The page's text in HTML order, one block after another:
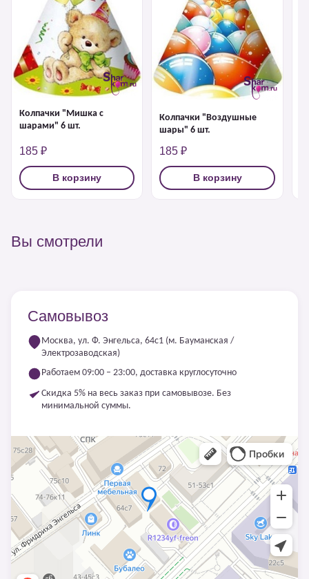
Колпачки "Мишка с
шарами" 6 шт.
185 ₽
В корзину
Колпачки "Воздушные
шары" 6 шт.
185 ₽
В корзину
Вы смотрели
Самовывоз
Москва, ул. Ф. Энгельса, 64с1 (м. Бауманская /
Электрозаводская)
Работаем 09:00 – 23:00, доставка круглосуточно
Скидка 5% на весь заказ при самовывозе. Без
минимальной суммы.